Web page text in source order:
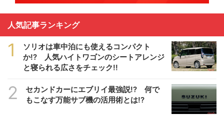
人気記事ランキング
1
ソリオは車中泊にも使えるコンパクト
か!? 人気ハイトワゴンのシートアレンジ
と寝られる広さをチェック!!
2
セカンドカーにエブリイ最強説!? 何で
もこなす万能サブ機の活用術とは!?